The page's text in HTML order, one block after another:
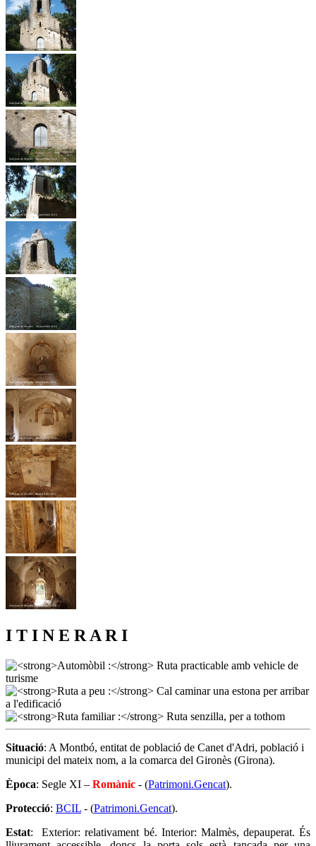
I T I N E R A R I
Situació: A Montbó, entitat de població de Canet d'Adri, població i
municipi del mateix nom, a la comarca del Gironès (Girona).
Època: Segle XI – Romànic - (Patrimoni.Gencat).
Protecció: BCIL - (Patrimoni.Gencat).
Estat: Exterior: relativament bé. Interior: Malmès, depauperat. És